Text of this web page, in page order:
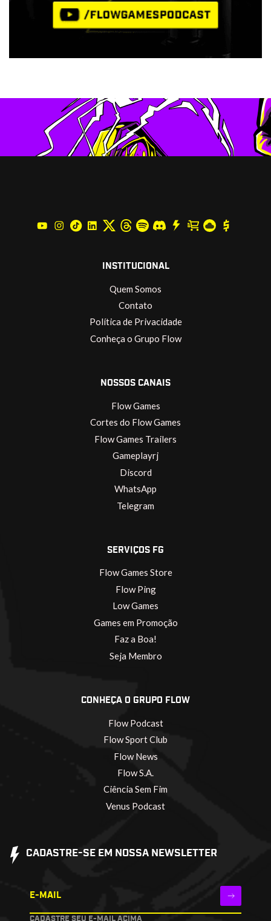
INSTITUCIONAL
Quem Somos
Contato
Política de Privacidade
Conheça o Grupo Flow
NOSSOS CANAIS
Flow Games
Cortes do Flow Games
Flow Games Trailers
Gameplayrj
Discord
WhatsApp
Telegram
SERVIÇOS FG
Flow Games Store
Flow Ping
Low Games
Games em Promoção
Faz a Boa!
Seja Membro
CONHEÇA O GRUPO FLOW
Flow Podcast
Flow Sport Club
Flow News
Flow S.A.
Ciência Sem Fim
Venus Podcast
CADASTRE-SE EM NOSSA NEWSLETTER
E-MAIL
CADASTRE SEU E-MAIL ACIMA